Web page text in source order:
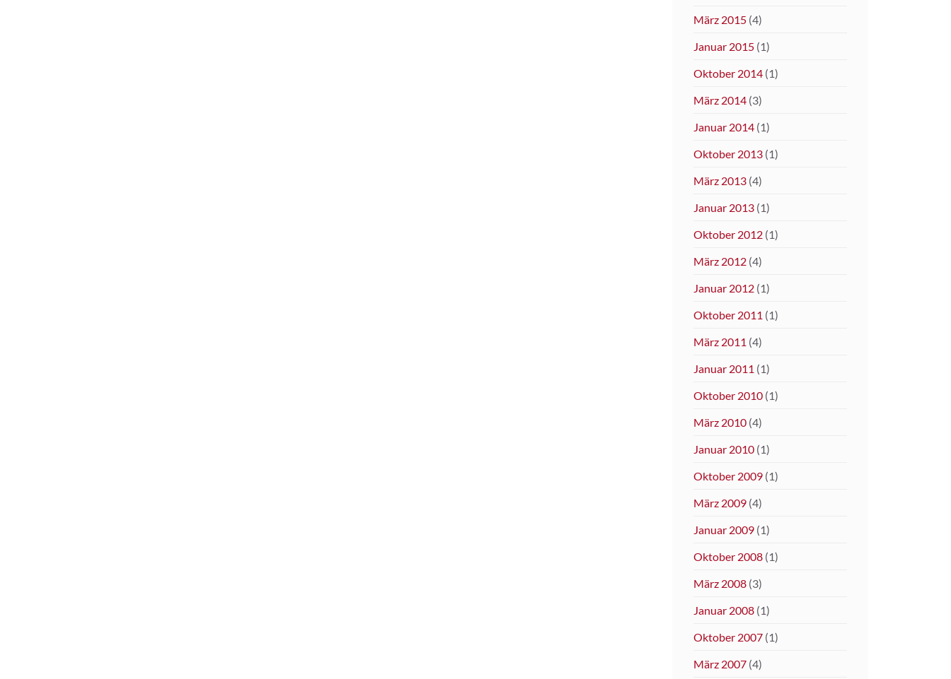
März 2015(4)
Januar 2015(1)
Oktober 2014(1)
März 2014(3)
Januar 2014(1)
Oktober 2013(1)
März 2013(4)
Januar 2013(1)
Oktober 2012(1)
März 2012(4)
Januar 2012(1)
Oktober 2011 (1)
März 2011 (4)
Januar 2011 (1)
Oktober 2010(1)
März 2010(4)
Januar 2010(1)
Oktober 2009(1)
März 2009(4)
Januar 2009(1)
Oktober 2008(1)
März 2008(3)
Januar 2008(1)
Oktober 2007(1)
März 2007(4)